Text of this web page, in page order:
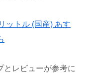
ットル (国産) あす
とレビューが参考に